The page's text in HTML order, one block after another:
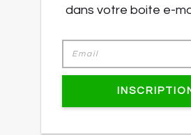
dans votre boite e-